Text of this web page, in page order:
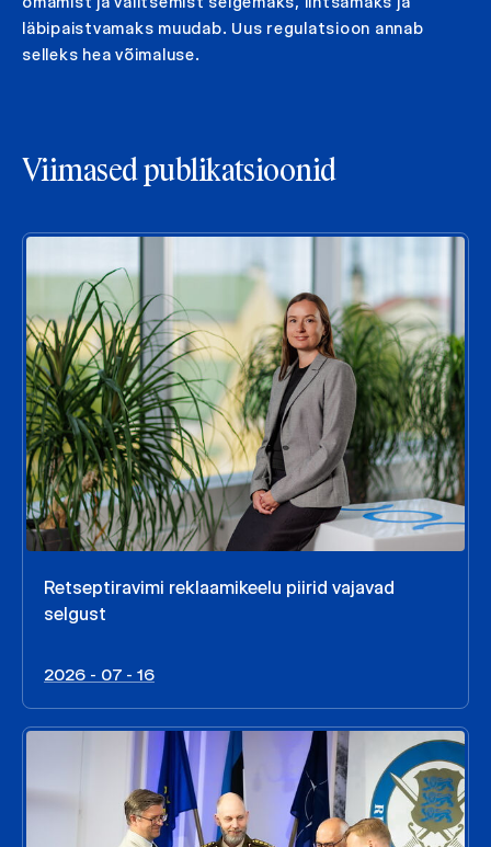
läbipaistvamaks muudab. Uus regulatsioon annab
selleks hea võimaluse.
Viimased publikatsioonid
Retseptiravimi reklaamikeelu piirid vajavad
selgust
2026 - 07 - 16